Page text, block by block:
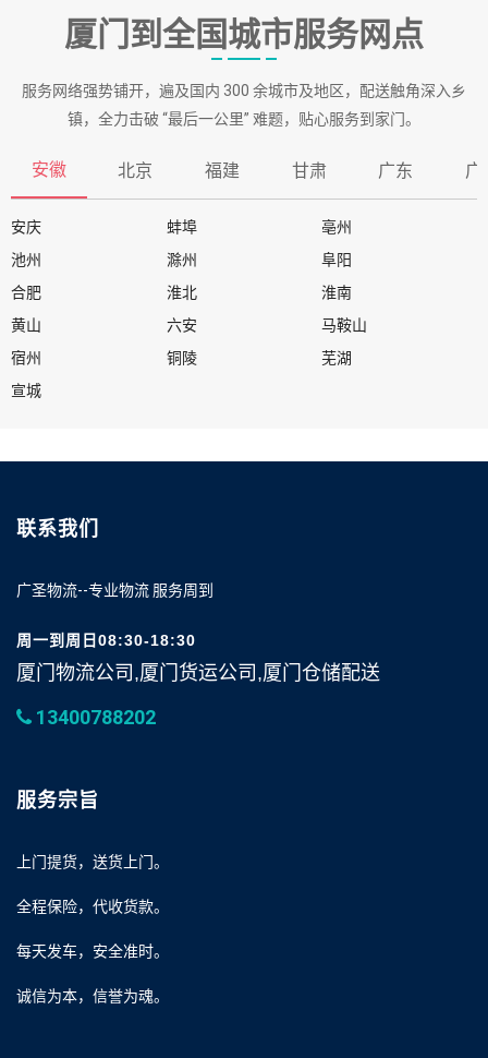
厦门到全国城市服务网点
服务网络强势铺开，遍及国内 300 余城市及地区，配送触角深入乡
镇，全力击破 “最后一公里” 难题，贴心服务到家门。
安徽 北京 福建 甘肃 广东 广
安庆 蚌埠
亳州
池州
滁州
阜阳
合肥
淮北
淮南
黄山
六安
马鞍山
宿州
铜陵
芜湖
宣城
联系我们
广圣物流--专业物流 服务周到
周一到周日08:30-18:30
厦门物流公司,厦门货运公司,厦门仓储配送
13400788202
服务宗旨
上门提货，送货上门。
全程保险，代收货款。
每天发车，安全准时。
诚信为本，信誉为魂。